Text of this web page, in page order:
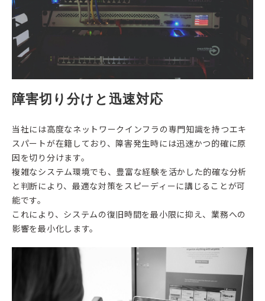
障害切り分けと迅速対応
当社には高度なネットワークインフラの専門知識を持つエキ
スパートが在籍しており、障害発生時には迅速かつ的確に原
因を切り分けます。
複雑なシステム環境でも、豊富な経験を活かした的確な分析
と判断により、最適な対策をスピーディーに講じることが可
能です。
これにより、システムの復旧時間を最小限に抑え、業務への
影響を最小化します。